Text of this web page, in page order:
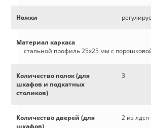
Ножки
Материал каркаса
стальной профиль 25х25 мм с
Количество полок (для
шкафов и подкатных
столиков)
3
Количество дверей (для
шкафов)
2 из лдсп